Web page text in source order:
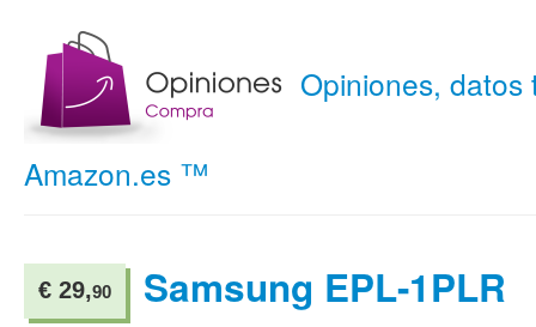
Opiniones,
Amazon.es ™
€ 29,90 Samsung EPL-1PLR